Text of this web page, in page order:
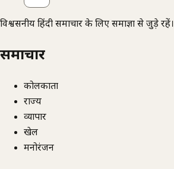
विश्वसनीय हिंदी समाचार के लिए समाज्ञा से जुड़े रहें।
समाचार
कोलकाता
राज्य
व्यापार
खेल
मनोरंजन